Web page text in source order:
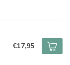
€17,95